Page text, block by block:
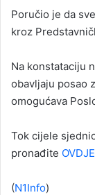
Poručio je da
kroz
Na konstataciju
obavljaju posao
omogućava
Tok cijele
pronađite
(N1Info)